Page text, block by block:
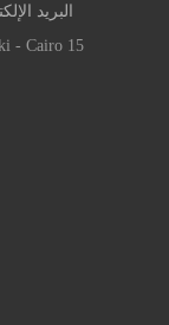
البريد
15 Al Rashdan street - Mesaha square - Dokki - Cairo